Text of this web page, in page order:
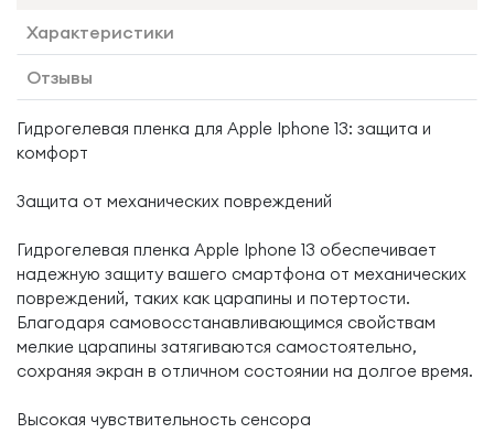
Характеристики
Отзывы
Гидрогелевая пленка для Apple Iphone 13: защита и
комфорт
Защита от механических повреждений
Гидрогелевая пленка Apple Iphone 13 обеспечивает
надежную защиту вашего смартфона от механических
повреждений, таких как царапины и потертости.
Благодаря самовосстанавливающимся свойствам
мелкие царапины затягиваются самостоятельно,
сохраняя экран в отличном состоянии на долгое время.
Высокая чувствительность сенсора